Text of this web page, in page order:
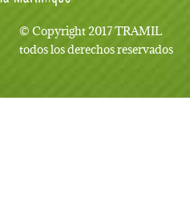
© Copyright 2017 TRAMIL
todos los derechos reservados